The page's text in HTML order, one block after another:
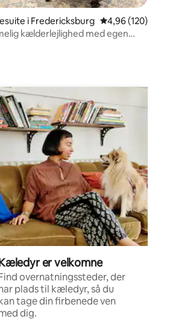
bedømmelse, 66 omtaler
i Fredericksburg 4,96 ud af 5 i
4,96 (120)
kælderlejlighed med egen
er velkomne
overnatningssteder, der
plads til kæledyr, så du
tage din firbenede ven
dig.